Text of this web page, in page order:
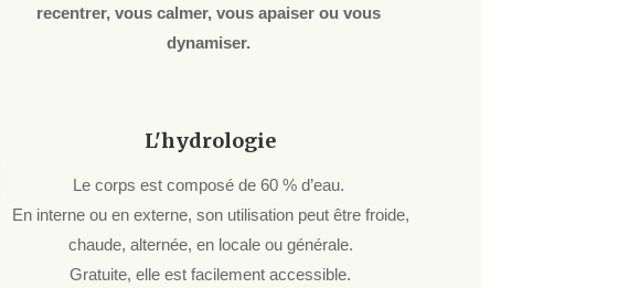
recentrer, vous calmer, vous apaiser ou vous
dynamiser.
L'hydrologie
Le corps est composé de 60 % d’eau.
En interne ou en externe, son utilisation peut être froide,
chaude, alternée, en locale ou générale.
Gratuite, elle est facilement accessible.